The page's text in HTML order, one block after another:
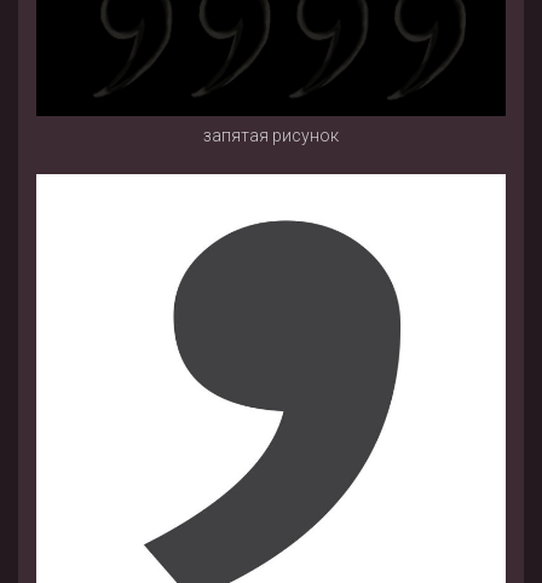
запятая рисунок